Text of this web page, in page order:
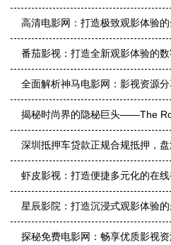
高清电影网：打造极致观影体验
番茄影视：打造全新观影体验的
全面解析神马电影网：影视资源
揭秘时尚界的隐秘巨头——The
深圳抵押车贷款正规合规抵押，
虾皮影视：打造便捷多元化的在
星辰影院：打造沉浸式观影体验
探秘免费电影网：畅享优质影视